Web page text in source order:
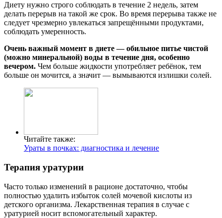
Диету нужно строго соблюдать в течение 2 недель, затем
делать перерыв на такой же срок. Во время перерыва также не
следует чрезмерно увлекаться запрещёнными продуктами,
соблюдать умеренность.
Очень важный момент в диете — обильное питье чистой
(можно минеральной) воды в течение дня, особенно
вечером. Чем больше жидкости употребляет ребёнок, тем
больше он мочится, а значит — вымываются излишки солей.
Читайте также:
Ураты в почках: диагностика и лечение
Терапия уратурии
Часто только изменений в рационе достаточно, чтобы
полностью удалить избыток солей мочевой кислоты из
детского организма. Лекарственная терапия в случае с
уратурией носит вспомогательный характер.